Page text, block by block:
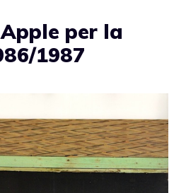
per la
1987